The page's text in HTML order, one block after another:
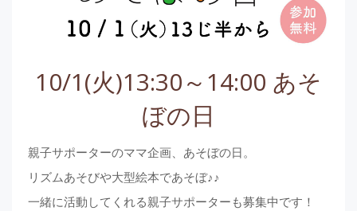
10/1(火)13:30～14:00 あそ
ぼの日
親子サポーターのママ企画、あそぼの日。
リズムあそびや大型絵本であそぼ♪♪
一緒に活動してくれる親子サポーターも募集中です！